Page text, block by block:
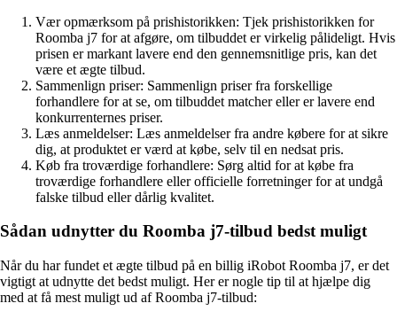
Vær opmærksom på prishistorikken: Tjek prishistorikken for
Roomba j7 for at afgøre, om tilbuddet er virkelig pålideligt. Hvis
prisen er markant lavere end den gennemsnitlige pris, kan det
være et ægte tilbud.
Sammenlign priser: Sammenlign priser fra forskellige
forhandlere for at se, om tilbuddet matcher eller er lavere end
konkurrenternes priser.
Læs anmeldelser: Læs anmeldelser fra andre købere for at sikre
dig, at produktet er værd at købe, selv til en nedsat pris.
Køb fra troværdige forhandlere: Sørg altid for at købe fra
troværdige forhandlere eller officielle forretninger for at undgå
falske tilbud eller dårlig kvalitet.
Sådan udnytter du Roomba j7-tilbud bedst muligt
Når du har fundet et ægte tilbud på en billig iRobot Roomba j7, er det
vigtigt at udnytte det bedst muligt. Her er nogle tip til at hjælpe dig
med at få mest muligt ud af Roomba j7-tilbud: